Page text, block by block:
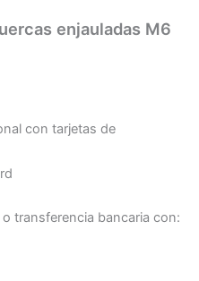
enjauladas M6
con tarjetas de
transferencia bancaria con: